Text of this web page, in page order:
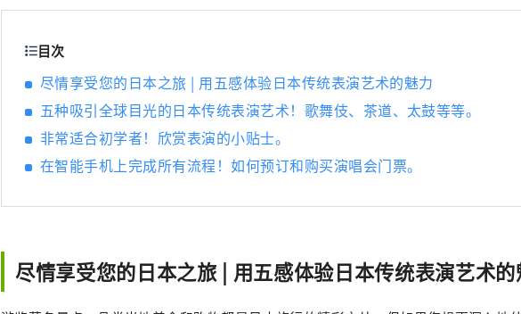
目次
尽情享受您的日本之旅 | 用五感体验日本传统表演艺术的魅力
五种吸引全球目光的日本传统表演艺术！歌舞伎、茶道、太鼓等等。
非常适合初学者！欣赏表演的小贴士。
在智能手机上完成所有流程！如何预订和购买演唱会门票。
尽情享受您的日本之旅 | 用五感体验日本传统表演艺术